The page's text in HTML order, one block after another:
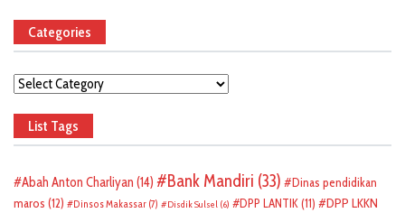
Categories
Categories
List Tags
Abah Anton Charliyan (14) Bank Mandiri (33)
Dinas pendidikan
maros (12) Dinsos Makassar (7) Disdik Sulsel (6) DPP LANTIK(11)
DPP LKKN